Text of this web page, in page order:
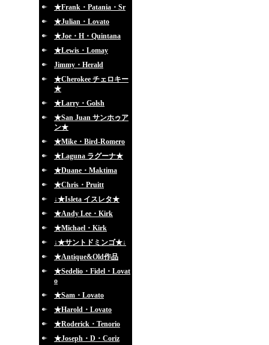
★Frank・Patania・Sr
★Julian・Lovato
★Joe・H・Quintana
★Lewis・Lomay
Jimmy・Herald
★Cherokee チェロキー
★
★Larry・Golsh
★San Juan サンホゥア
ン★
★Mike・Bird-Romero
★Laguna ラグーナ★
★Duane・Maktima
★Chris・Pruitt
↓★Isleta イスレタ★
★Andy Lee・Kirk
★Michael・Kirk
↓★サントドミンゴ★↓
★Antique&Old作品
★Sedelio・Fidel・Lovat
o
★Sam・Lovato
★Harold・Lovato
★Roderick・Tenorio
★Joseph・D・Coriz